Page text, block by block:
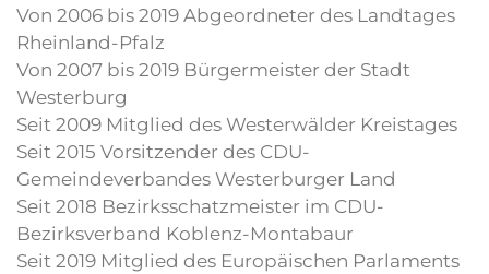
Von 2006 bis 2019 Abgeordneter des Landtages
Rheinland-Pfalz
Von 2007 bis 2019 Bürgermeister der Stadt
Westerburg
Seit 2009 Mitglied des Westerwälder Kreistages
Seit 2015 Vorsitzender des CDU-
Gemeindeverbandes Westerburger Land
Seit 2018 Bezirksschatzmeister im CDU-
Bezirksverband Koblenz-Montabaur
Seit 2019 Mitglied des Europäischen Parlaments